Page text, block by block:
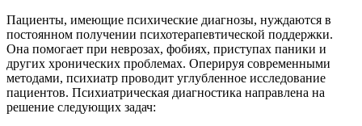
Пациенты, имеющие психические диагнозы, нуждаются в
постоянном получении психотерапевтической поддержки.
Она помогает при неврозах, фобиях, приступах паники и
других хронических проблемах. Оперируя современными
методами, психиатр проводит углубленное исследование
пациентов. Психиатрическая диагностика направлена на
решение следующих задач: